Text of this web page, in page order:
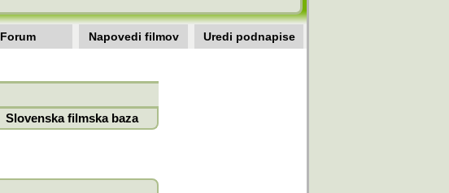
Forum Napovedi filmov Uredi podnapise
Slovenska filmska baza